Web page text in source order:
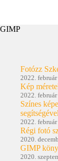
GIMP
Fotózz
2022. február
Kép
2022. február
Színes
segítségével
2022. február
Régi fotó
2020.
GIMP
2020.